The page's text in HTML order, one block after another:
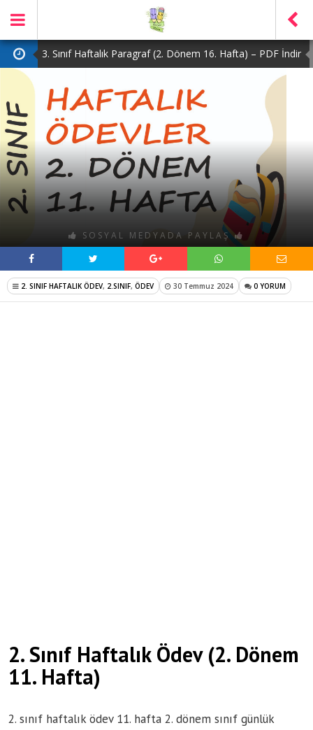
3. Sınıf Haftalık Paragraf (2. Dönem 16. Hafta) – PDF İndir
2. Sınıf Haftalık Paragraf (2. Dönem 16. Hafta) – PDF İndir
1. Sınıf Haftalık Paragraf (2. Dönem 16. Hafta) – PDF İndir
3. Sınıf Haftalık Paragraf (2. Dönem 15. Hafta) – PDF İndir
4. Sınıf Haftalık Paragraf (2. Dönem 16. Hafta) – PDF İndir
SOSYAL MEDYADA PAYLAŞ
2. SINIF HAFTALIK ÖDEV, 2.SINIF, ÖDEV 30 Temmuz 2024 0 YORUM
2. Sınıf Haftalık Ödev (2. Dönem
11. Hafta)
2. sınıf haftalık ödev 11. hafta 2. dönem sınıf günlük